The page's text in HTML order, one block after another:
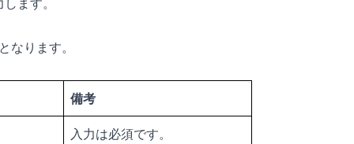
ります。
備考
入力は必須です。